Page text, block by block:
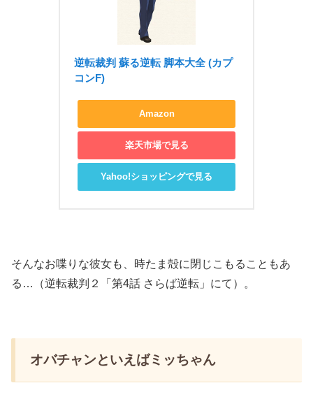
逆転裁判 蘇る逆転 脚本大全 (カプ
コンF)
Amazon
楽天市場で見る
Yahoo!ショッピングで見る
そんなお喋りな彼女も、時たま殻に閉じこもることもあ
る…（逆転裁判２「第4話 さらば逆転」にて）。
オバチャンといえばミッちゃん